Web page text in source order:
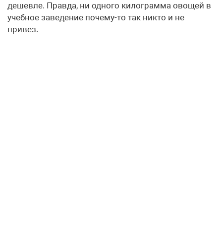
дешевле. Правда, ни одного килограмма овощей в
учебное заведение почему-то так никто и не
привез.